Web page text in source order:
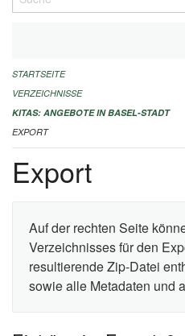
ALLGEMEINE INFORMATIONEN
IMPRESSUM
STARTSEITE
VERZEICHNISSE
KITAS: ANGEBOTE IN BASEL-STADT
EXPORT
Export
Auf der rechten Seite
Verzeichnisses für den
resultierende Zip-Datei
sowie alle Metadaten und